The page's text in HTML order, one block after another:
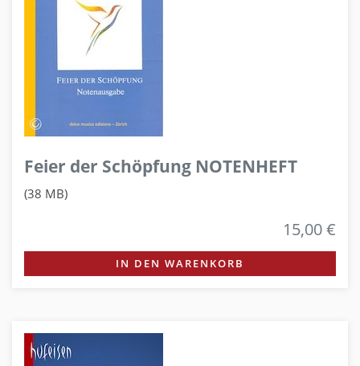
Feier der Schöpfung NOTENHEFT
(38 MB)
15,00 €
IN DEN WARENKORB